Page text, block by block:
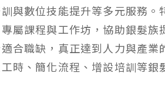
與數位技能提升等多元服務
屬課程與工作坊，協助銀髮族
合職缺，真正達到人力與產
時、簡化流程、增設培訓等銀